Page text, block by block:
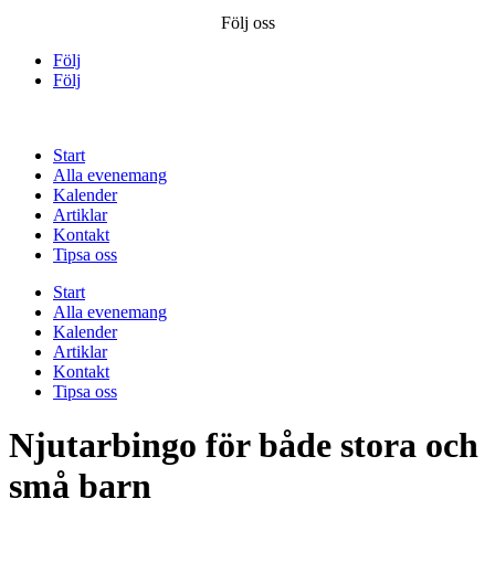
Följ oss
Följ
Följ
Start
Alla evenemang
Kalender
Artiklar
Kontakt
Tipsa oss
Start
Alla evenemang
Kalender
Artiklar
Kontakt
Tipsa oss
Njutarbingo för både stora och
små barn